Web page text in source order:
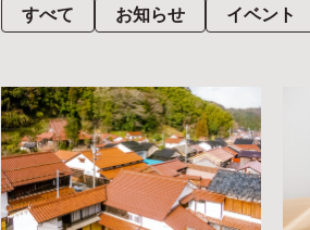
すべて お知らせ イベント